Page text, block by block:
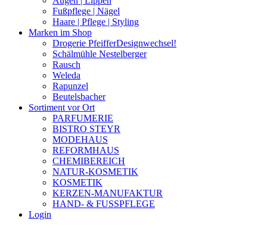
Fußpflege | Nägel
Haare | Pflege | Styling
Marken im Shop
Drogerie PfeifferDesignwechsel!
Schälmühle Nestelberger
Rausch
Weleda
Rapunzel
Beutelsbacher
Sortiment vor Ort
PARFUMERIE
BISTRO STEYR
MODEHAUS
REFORMHAUS
CHEMIBEREICH
NATUR-KOSMETIK
KOSMETIK
KERZEN-MANUFAKTUR
HAND- & FUSSPFLEGE
Login